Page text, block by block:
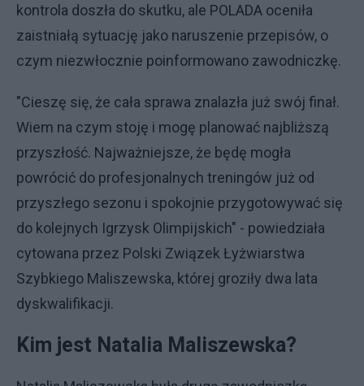
kontrola doszła do skutku, ale POLADA oceniła
zaistniałą sytuację jako naruszenie przepisów, o
czym niezwłocznie poinformowano zawodniczkę.
"Cieszę się, że cała sprawa znalazła już swój finał.
Wiem na czym stoję i mogę planować najbliższą
przyszłość. Najważniejsze, że będę mogła
powrócić do profesjonalnych treningów już od
przyszłego sezonu i spokojnie przygotowywać się
do kolejnych Igrzysk Olimpijskich" - powiedziała
cytowana przez Polski Związek Łyżwiarstwa
Szybkiego Maliszewska, której groziły dwa lata
dyskwalifikacji.
Kim jest Natalia Maliszewska?